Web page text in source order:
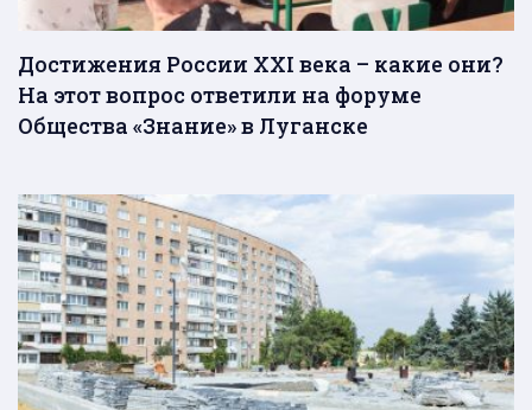
Достижения России XXI века – какие они?
На этот вопрос ответили на форуме
Общества «Знание» в Луганске